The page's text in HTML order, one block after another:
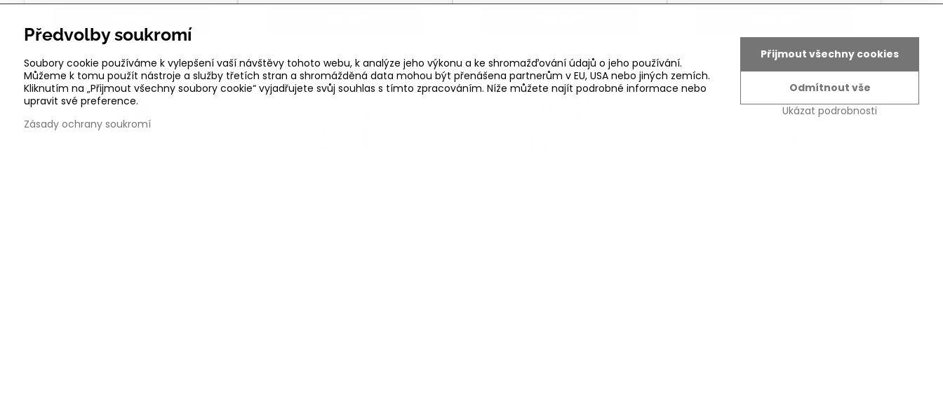
Předvolby soukromí
Soubory cookie používáme k vylepšení vaší návštěvy tohoto webu, k analýze jeho výkonu a ke shromažďování údajů o jeho používání.
Můžeme k tomu použít nástroje a služby třetích stran a shromážděná data mohou být přenášena partnerům v EU, USA nebo jiných zemích.
Kliknutím na „Přijmout všechny soubory cookie“ vyjadřujete svůj souhlas s tímto zpracováním. Níže můžete najít podrobné informace nebo
upravit své preference.
Zásady ochrany soukromí
Ukázat podrobnosti
Přijmout všechny cookies
Odmítnout vše